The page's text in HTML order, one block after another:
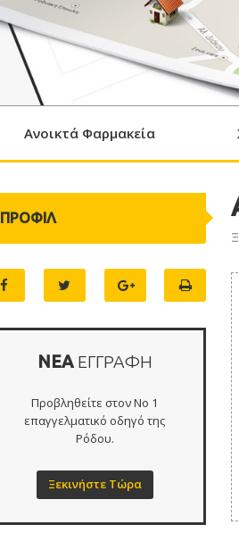
Ανοικτά Φαρμακεία
ΠΡΟΦΙΛ
ΝΕΑ ΕΓΓΡΑΦΗ
Προβληθείτε στον Νο 1
επαγγελματικό οδηγό της
Ρόδου.
Ξεκινήστε Τώρα